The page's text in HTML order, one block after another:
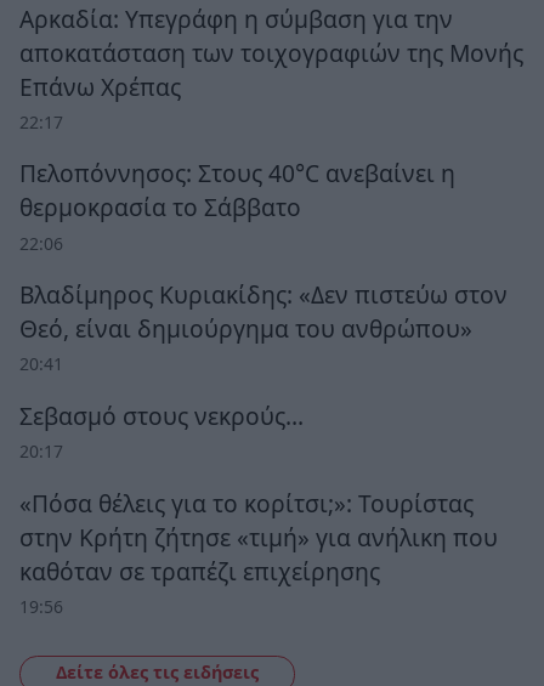
Αρκαδία: Υπεγράφη η σύμβαση για την
αποκατάσταση των τοιχογραφιών της Μονής
Επάνω Χρέπας
22:17
Πελοπόννησος: Στους 40°C ανεβαίνει η
θερμοκρασία το Σάββατο
22:06
Βλαδίμηρος Κυριακίδης: «Δεν πιστεύω στον
Θεό, είναι δημιούργημα του ανθρώπου»
20:41
Σεβασμό στους νεκρούς…
20:17
«Πόσα θέλεις για το κορίτσι;»: Τουρίστας
στην Κρήτη ζήτησε «τιμή» για ανήλικη που
καθόταν σε τραπέζι επιχείρησης
19:56
Δείτε όλες τις ειδήσεις